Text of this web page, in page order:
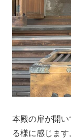
本殿の扉が開
る様に感じます